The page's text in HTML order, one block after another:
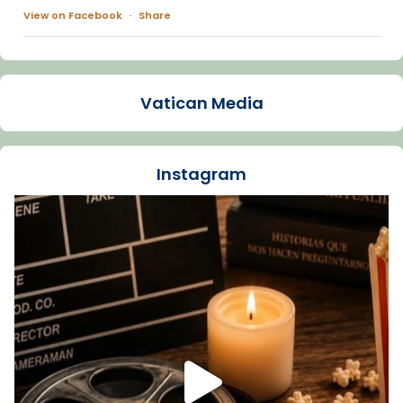
View on Facebook · Share
Arquebisbat de Barcelona
La Carmina va patir depressió. Fa gairebé
dos mesos, a l'Estadi Lluís Companys, la
Recupera l'entrevista comp
Vatican
tican News 👇
www.vaticannews.va/es/iglesia/news/2026-
07/carmina-historia-depresion-papa-viaje-
espana-testimoni...
Foto
View on Facebook · Share
Vatican Media
Instagram